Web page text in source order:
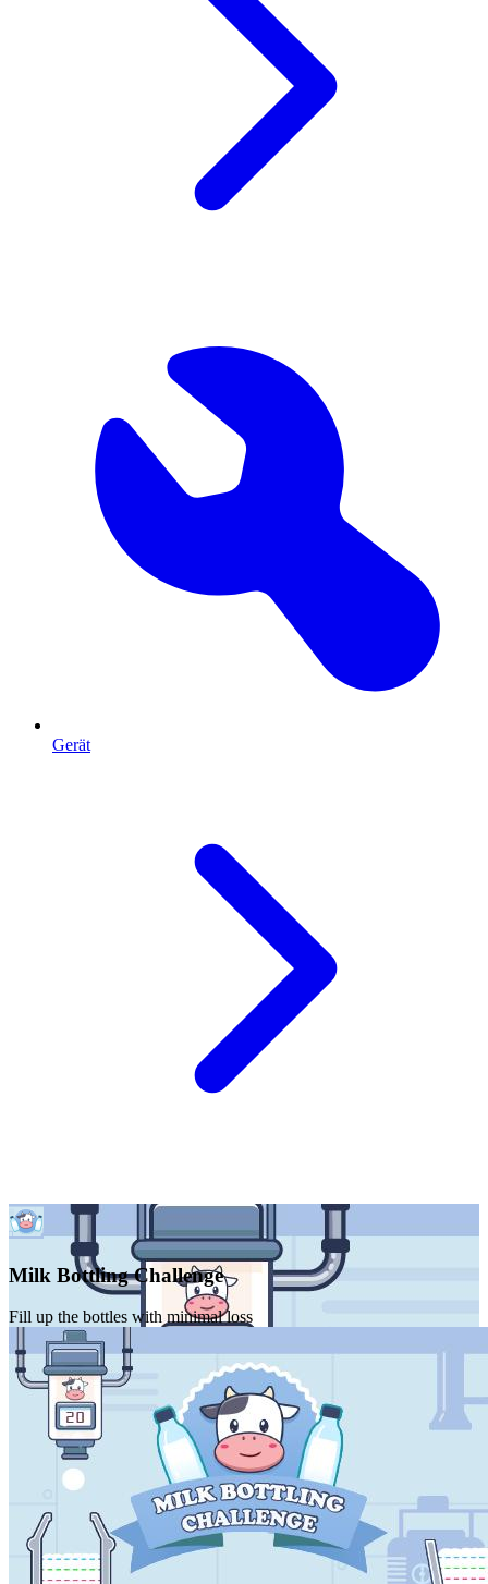
Gerät
Milk Bottling Challenge
Fill up the bottles with minimal loss